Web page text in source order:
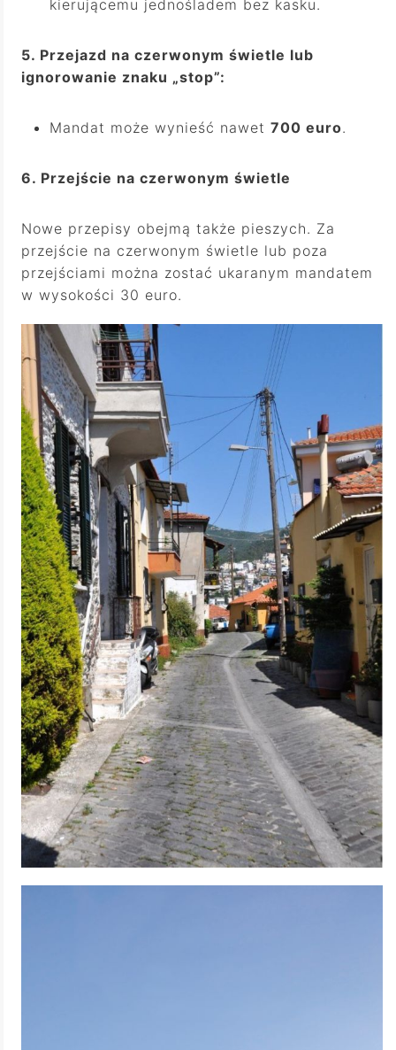
kierującemu jednośladem bez kasku.
5. Przejazd na czerwonym świetle lub
ignorowanie znaku „stop”:
Mandat może wynieść nawet 700 euro.
6. Przejście na czerwonym świetle
Nowe przepisy obejmą także pieszych. Za
przejście na czerwonym świetle lub poza
przejściami można zostać ukaranym mandatem
w wysokości 30 euro.